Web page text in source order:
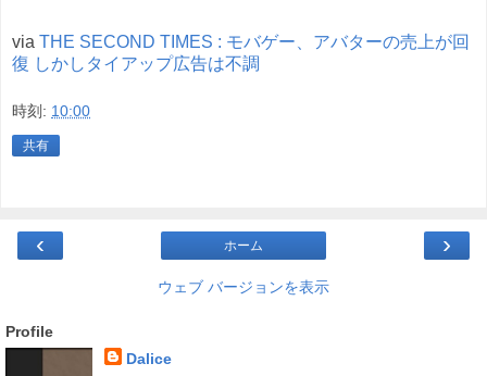
via THE SECOND TIMES : モバゲー、アバターの売上が回
復 しかしタイアップ広告は不調
時刻: 10:00
共有
‹ ›
ホーム
ウェブ バージョンを表示
Profile
Dalice